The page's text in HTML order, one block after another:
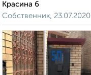
Красина 6
Собственник, 23.07.2020